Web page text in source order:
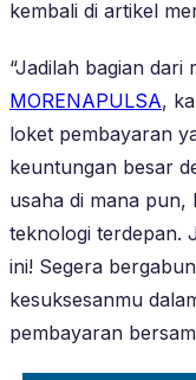
kembali di artikel
“Jadilah bagian dari
MORENAPULSA,
loket pembayaran
keuntungan besar
usaha di mana
teknologi terdepan.
ini! Segera
kesuksesanmu
pembayaran